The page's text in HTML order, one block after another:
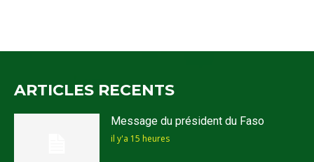
ARTICLES RECENTS
Message du président du Faso
il y'a 15 heures